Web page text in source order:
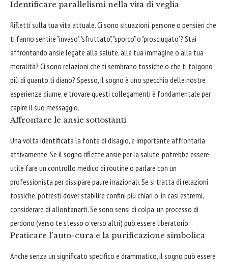
Identificare parallelismi nella vita di veglia
Rifletti sulla tua vita attuale. Ci sono situazioni, persone o pensieri che
ti fanno sentire "invaso", "sfruttato", "sporco" o "prosciugato"? Stai
affrontando ansie legate alla salute, alla tua immagine o alla tua
moralità? Ci sono relazioni che ti sembrano tossiche o che ti tolgono
più di quanto ti diano? Spesso, il sogno è uno specchio delle nostre
esperienze diurne, e trovare questi collegamenti è fondamentale per
capire il suo messaggio.
Affrontare le ansie sottostanti
Una volta identificata la fonte di disagio, è importante affrontarla
attivamente. Se il sogno riflette ansie per la salute, potrebbe essere
utile fare un controllo medico di routine o parlare con un
professionista per dissipare paure irrazionali. Se si tratta di relazioni
tossiche, potresti dover stabilire confini più chiari o, in casi estremi,
considerare di allontanarti. Se sono sensi di colpa, un processo di
perdono (verso te stesso o verso altri) può essere liberatorio.
Praticare l'auto-cura e la purificazione simbolica
Anche senza un significato specifico e drammatico, il sogno può essere